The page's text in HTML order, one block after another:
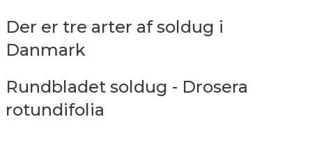
Der er tre arter af soldug i
Danmark
Rundbladet soldug - Drosera
rotundifolia